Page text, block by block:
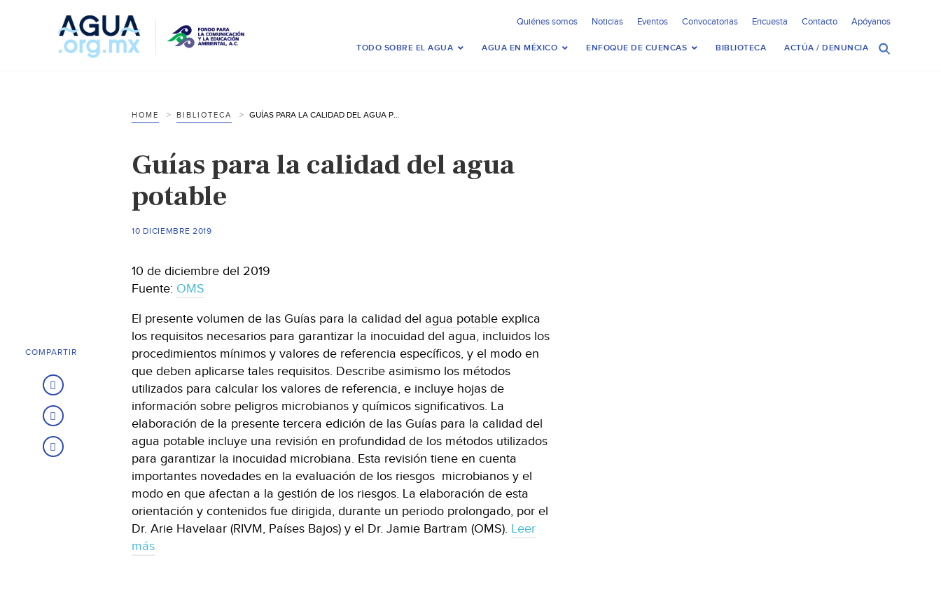
Quiénes somos Noticias Eventos Convocatorias Encuesta Contacto Apóyanos
TODO SOBRE EL AGUA AGUA EN MÉXICO ENFOQUE DE CUENCAS BIBLIOTECA ACTÚA / DENUNCIA
HOME BIBLIOTECA GUÍAS PARA LA CALIDAD DEL AGUA POTABLE
Guías para la calidad del agua
potable
10 DICIEMBRE 2019
10 de diciembre del 2019
Fuente: OMS
El presente volumen de las Guías para la calidad del agua potable explica
los requisitos necesarios para garantizar la inocuidad del agua, incluidos los
procedimientos mínimos y valores de referencia específicos, y el modo en
que deben aplicarse tales requisitos. Describe asimismo los métodos
utilizados para calcular los valores de referencia, e incluye hojas de
información sobre peligros microbianos y químicos significativos. La
elaboración de la presente tercera edición de las Guías para la calidad del
agua potable incluye una revisión en profundidad de los métodos utilizados
para garantizar la inocuidad microbiana. Esta revisión tiene en cuenta
importantes novedades en la evaluación de los riesgos microbianos y el
modo en que afectan a la gestión de los riesgos. La elaboración de esta
orientación y contenidos fue dirigida, durante un periodo prolongado, por el
Dr. Arie Havelaar (RIVM, Países Bajos) y el Dr. Jamie Bartram (OMS). Leer
más
COMPARTIR